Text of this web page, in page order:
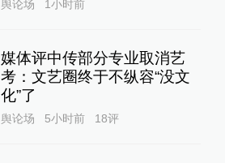
舆论场 1小时前
媒体评中传部分专业取消艺
考：文艺圈终于不纵容“没文
化”了
舆论场 5小时前 18评